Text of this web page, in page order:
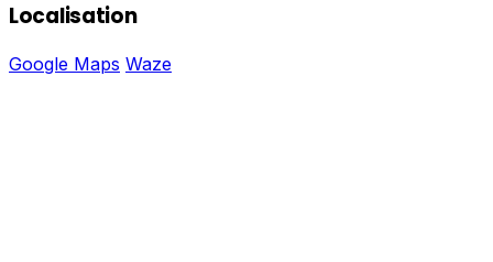
Localisation
Google Maps Waze